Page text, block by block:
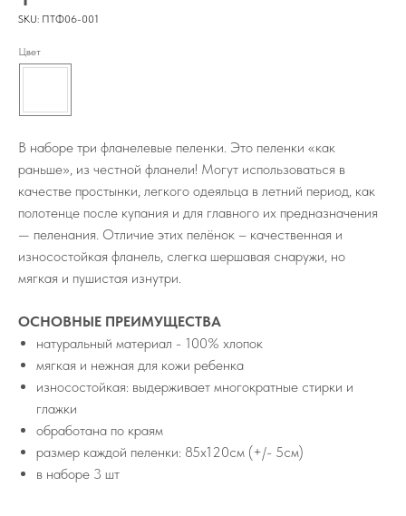
SKU: ПТФ06-001
Цвет
В наборе три фланелевые пеленки. Это пеленки «как
раньше», из честной фланели! Могут использоваться в
качестве простынки, легкого одеяльца в летний период, как
полотенце после купания и для главного их предназначения
— пеленания. Отличие этих пелёнок – качественная и
износостойкая фланель, слегка шершавая снаружи, но
мягкая и пушистая изнутри.
ОСНОВНЫЕ ПРЕИМУЩЕСТВА
натуральный материал - 100% хлопок
мягкая и нежная для кожи ребенка
износостойкая: выдерживает многократные стирки и
глажки
обработана по краям
размер каждой пеленки: 85х120см (+/- 5см)
в наборе 3 шт